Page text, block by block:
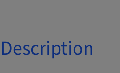
Description